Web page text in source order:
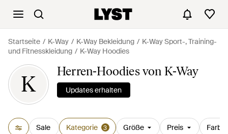
Startseite K-Way K-Way Bekleidung
K-Way Sport-, Training-
und Fitnesskleidung
K-Way Hoodies
K
Herren-Hoodies von K-Way
Updates erhalten
Sale Kategorie 3 Größe Preis Farbe